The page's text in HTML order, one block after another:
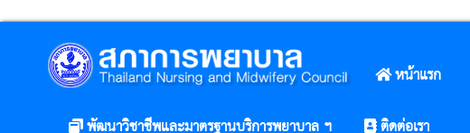
หน้าแรก
พัฒนาวิชาชีพและมาตรฐานบริการพยาบาล ฯ
ติดต่อเรา